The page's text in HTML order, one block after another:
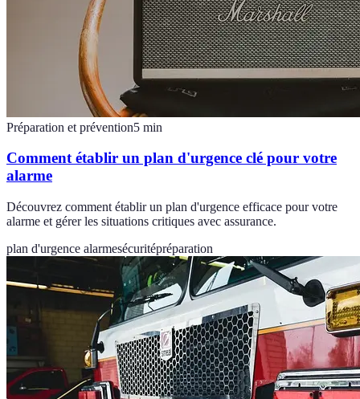
Préparation et prévention5 min
Comment établir un plan d'urgence clé pour votre
alarme
Découvrez comment établir un plan d'urgence efficace pour votre
alarme et gérer les situations critiques avec assurance.
plan d'urgence alarmesécuritépréparation